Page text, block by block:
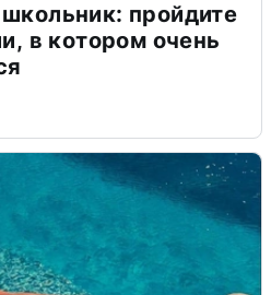
пройдите
в котором очень